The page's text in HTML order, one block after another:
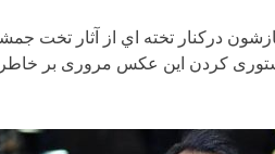
درکنار تخته اي از آثار تخت
استوری کردن این عکس مروری بر